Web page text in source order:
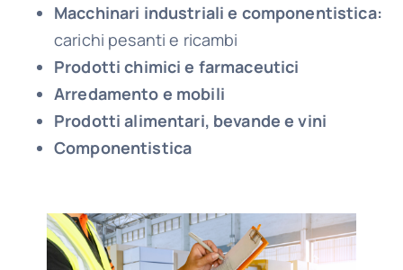
Macchinari industriali e componentistica:
carichi pesanti e ricambi
Prodotti chimici e farmaceutici
Arredamento e mobili
Prodotti alimentari, bevande e vini
Componentistica